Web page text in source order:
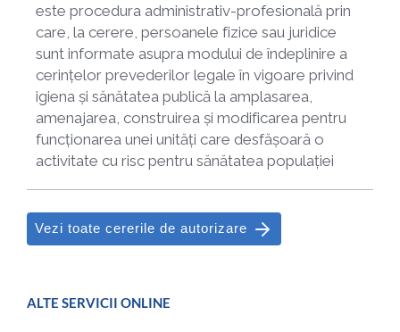
este procedura administrativ-profesională prin
care, la cerere, persoanele fizice sau juridice
sunt informate asupra modului de îndeplinire a
cerințelor prevederilor legale în vigoare privind
igiena și sănătatea publică la amplasarea,
amenajarea, construirea și modificarea pentru
funcționarea unei unități care desfășoară o
activitate cu risc pentru sănătatea populației
Vezi toate cererile de autorizare
ALTE SERVICII ONLINE